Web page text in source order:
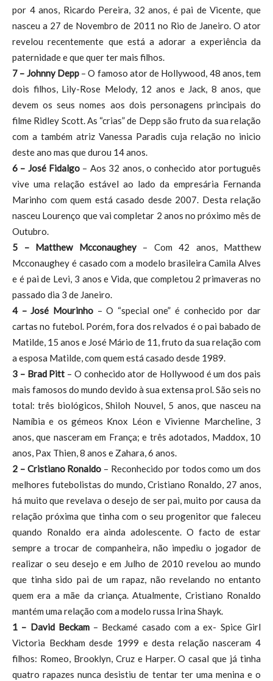
por 4 anos, Ricardo Pereira, 32 anos, é pai de Vicente, que
nasceu a 27 de Novembro de 2011 no Rio de Janeiro. O ator
revelou recentemente que está a adorar a experiência da
paternidade e que quer ter mais filhos.
7 – Johnny Depp– O famoso ator de Hollywood, 48 anos, tem
dois filhos, Lily-Rose Melody, 12 anos e Jack, 8 anos, que
devem os seus nomes aos dois personagens principais do
filme Ridley Scott. As “crias” de Depp são fruto da sua relação
com a também atriz Vanessa Paradis cuja relação no inicio
deste ano mas que durou 14 anos.
6 – José Fidalgo – Aos 32 anos, o conhecido ator português
vive uma relação estável ao lado da empresária Fernanda
Marinho com quem está casado desde 2007. Desta relação
nasceu Lourenço que vai completar 2 anos no próximo mês de
Outubro.
5 – Matthew Mcconaughey– Com 42 anos, Matthew
Mcconaughey é casado com a modelo brasileira Camila Alves
e é pai de Levi, 3 anos e Vida, que completou 2 primaveras no
passado dia 3 de Janeiro.
4 – José Mourinho– O “special one” é conhecido por dar
cartas no futebol. Porém, fora dos relvados é o pai babado de
Matilde, 15 anos e José Mário de 11, fruto da sua relação com
a esposa Matilde, com quem está casado desde 1989.
3 – Brad Pitt – O conhecido ator de Hollywood é um dos pais
mais famosos do mundo devido à sua extensa prol. São seis no
total: três biológicos, Shiloh Nouvel, 5 anos, que nasceu na
Namíbia e os gémeos Knox Léon e Vivienne Marcheline, 3
anos, que nasceram em França; e três adotados, Maddox, 10
anos, Pax Thien, 8 anos e Zahara, 6 anos.
2 – Cristiano Ronaldo – Reconhecido por todos como um dos
melhores futebolistas do mundo, Cristiano Ronaldo, 27 anos,
há muito que revelava o desejo de ser pai, muito por causa da
relação próxima que tinha com o seu progenitor que faleceu
quando Ronaldo era ainda adolescente. O facto de estar
sempre a trocar de companheira, não impediu o jogador de
realizar o seu desejo e em Julho de 2010 revelou ao mundo
que tinha sido pai de um rapaz, não revelando no entanto
quem era a mãe da criança. Atualmente, Cristiano Ronaldo
mantém uma relação com a modelo russa Irina Shayk.
1 – David Beckam– Beckamé casado com a ex- Spice Girl
Victoria Beckham desde 1999 e desta relação nasceram 4
filhos: Romeo, Brooklyn, Cruz e Harper. O casal que já tinha
quatro rapazes nunca desistiu de tentar ter uma menina e o